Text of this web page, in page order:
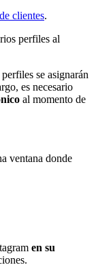
clientes.
perfiles al
se asignarán
es necesario
al momento de
ventana donde
en su